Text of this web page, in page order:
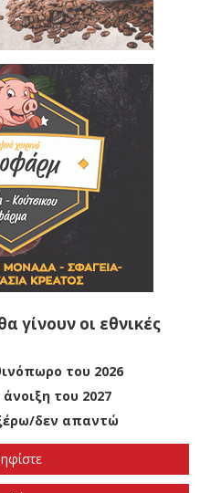
γίνουν οι εθνικές
του 2026
του 2027